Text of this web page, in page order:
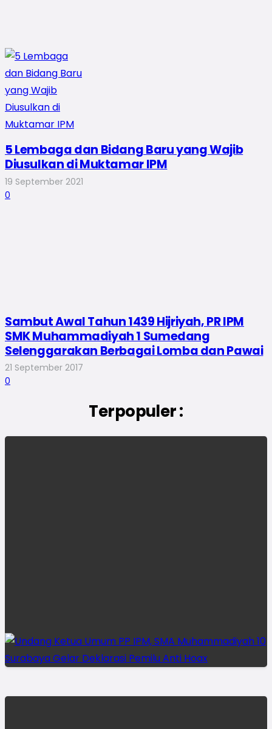
5 Lembaga dan Bidang Baru yang Wajib
Diusulkan di Muktamar IPM
19 September 2021
0
Sambut Awal Tahun 1439 Hijriyah, PR IPM
SMK Muhammadiyah 1 Sumedang
Selenggarakan Berbagai Lomba dan Pawai
21 September 2017
0
Terpopuler :